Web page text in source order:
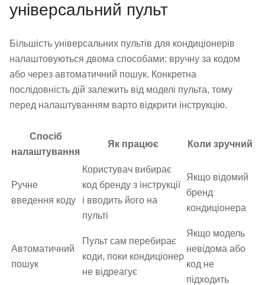
універсальний пульт
Більшість універсальних пультів для кондиціонерів
налаштовуються двома способами: вручну за кодом
або через автоматичний пошук. Конкретна
послідовність дій залежить від моделі пульта, тому
перед налаштуванням варто відкрити інструкцію.
Спосіб
налаштування
Як працює Коли зручний
Ручне
введення коду
Користувач вибирає
код бренду з інструкції
і вводить його на
пульті
Якщо відомий
бренд
кондиціонера
Автоматичний
пошук
Пульт сам перебирає
коди, поки кондиціонер
не відреагує
Якщо модель
невідома або
код не
підходить